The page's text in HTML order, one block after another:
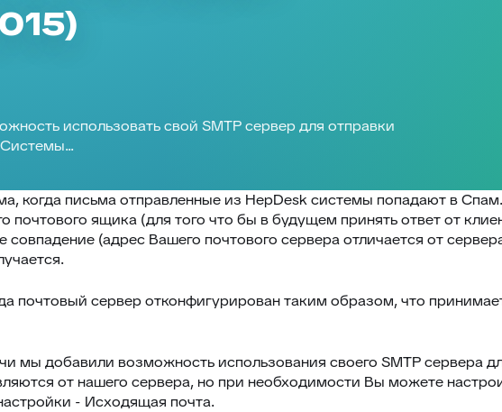
использовать свой SMTP сервер для отправки
когда письма отправленные из HepDesk системы попадают в
почтового ящика (для того что бы в будущем принять ответ от
совпадение (адрес Вашего почтового сервера отличается от
почтовый сервер отконфигурирован таким образом, что
мы добавили возможность использования своего SMTP сервера
от нашего сервера, но при необходимости Вы можете
- Исходящая почта.